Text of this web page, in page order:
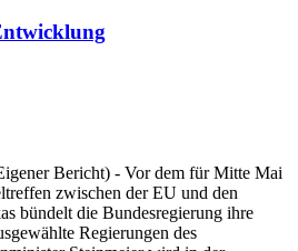
Bericht) - Vor dem für Mitte Mai
zwischen der EU und den
bündelt die Bundesregierung ihre
Regierungen des